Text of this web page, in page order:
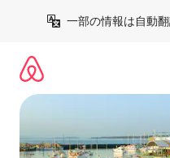
一部の情報は自動翻